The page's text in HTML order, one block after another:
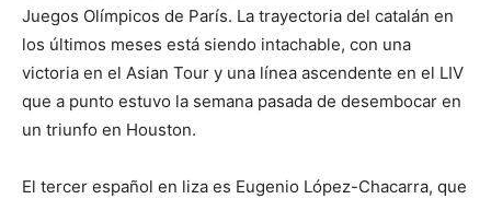
Juegos Olímpicos de París. La trayectoria del catalán en
los últimos meses está siendo intachable, con una
victoria en el Asian Tour y una línea ascendente en el LIV
que a punto estuvo la semana pasada de desembocar en
un triunfo en Houston.
El tercer español en liza es Eugenio López-Chacarra, que